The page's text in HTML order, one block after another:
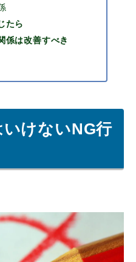
たら
係は改善すべき
けないNG行